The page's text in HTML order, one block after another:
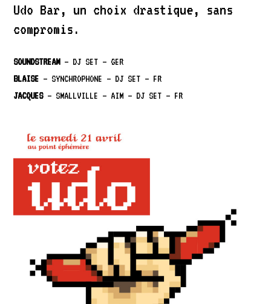
Udo Bar, un choix drastique, sans
compromis.
SOUNDSTREAM– DJ SET – GER
BLAISE – SYNCHROPHONE – DJ SET – FR
JACQUES– SMALLVILLE – AIM – DJ SET – FR